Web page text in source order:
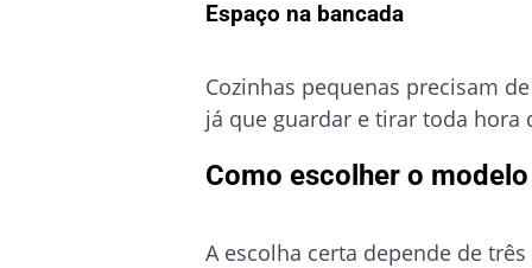
Espaço na bancada
Cozinhas pequenas precisam
já que guardar e tirar toda hora
Como escolher o
A escolha certa depende de